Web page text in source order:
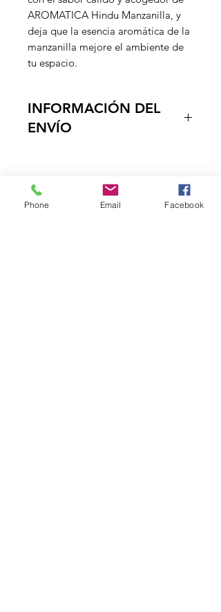
AROMATICA Hindu Manzanilla, y
deja que la esencia aromática de la
manzanilla mejore el ambiente de
tu espacio.
INFORMACIÓN DEL
ENVÍO
estimado de 1 a dos dias habiles, ya
que contamos con vehiculos
DISTRIBUCIONES
Phone Email Facebook